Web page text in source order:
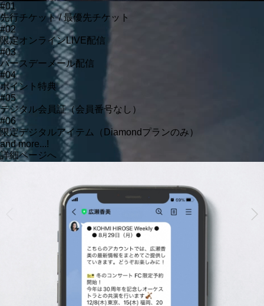
#01
先行チケット / 最優先チケット
#02
限定オンラインLIVE配信
#03
バースデーメール配信
#04
ポイント特典
#05
デジタル会員証（会員番号なし）
#06
限定デジタルアイテム（Diamondプランのみ）
and more...!
詳細ページへ